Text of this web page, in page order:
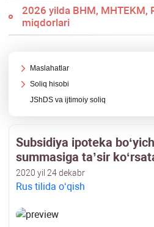
2026 yilda BHM, MHTEKM,
miqdorlari
Maslahatlar
Soliq hisobi
JShDS va ijtimoiy soliq
Subsidiya ipoteka
summasiga ta’sir
2020 yil 24 dekabr
Rus tilida oʻqish